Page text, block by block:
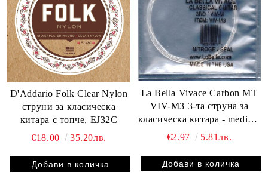
D'Addario Folk Clear Nylon
струни за класическа
китара с топче, EJ32C
€18.00
35.20лв.
La Bella Vivace Carbon MT
VIV-M3 3-та струна за
класическа китара - medium
tension
€2.97 5.81лв.